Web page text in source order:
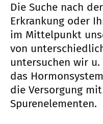
Die Suche nach
Erkrankung oder
im Mittelpunkt
von
untersuchen wir u.
das
die Versorgung
Spurenelementen.